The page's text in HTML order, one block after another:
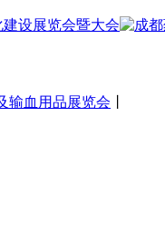
输血用品展览会